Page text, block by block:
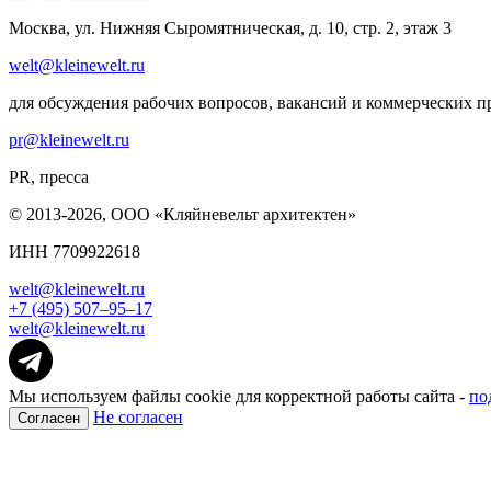
Москва, ул. Нижняя Сыромятническая, д. 10, стр. 2, этаж 3
welt@kleinewelt.ru
для обсуждения рабочих вопросов, вакансий и коммерческих
pr@kleinewelt.ru
PR, пресса
© 2013-2026, ООО «Кляйневельт архитектен»
ИНН 7709922618
welt@kleinewelt.ru
+7 (495) 507–95–17
welt@kleinewelt.ru
Мы используем файлы cookie для корректной работы сайта -
Согласен Не согласен